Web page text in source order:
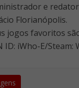
e
Florianópolis.
jogos favoritos
ID: iWho-E/Steam: